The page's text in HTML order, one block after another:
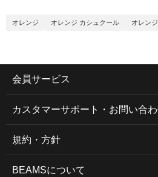
オレンジ オレンジ カシュクール オレン
会員サービス
カスタマーサポート・お問い合
規約・方針
BEAMSについて